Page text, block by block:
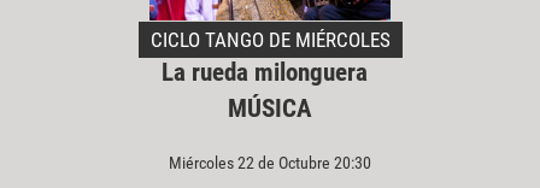
CICLO TANGO DE MIÉRCOLES
La rueda milonguera
MÚSICA
Miércoles 22 de Octubre 20:30